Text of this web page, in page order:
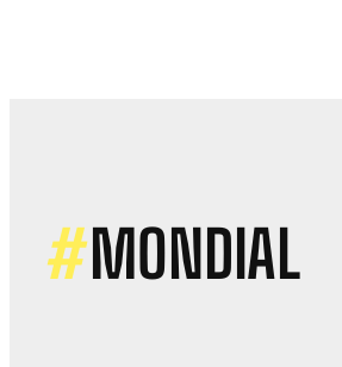
#MONDIAL